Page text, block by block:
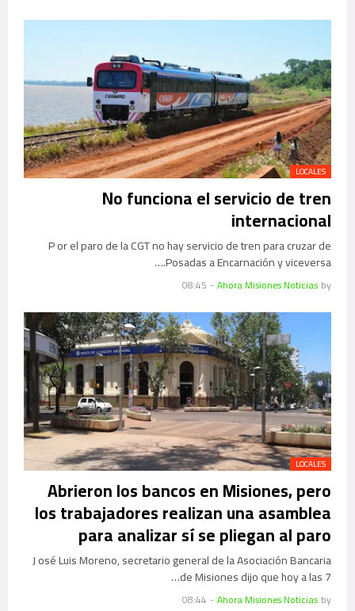
LOCALES
No funciona el servicio de tren
internacional
P or el paro de la CGT no hay servicio de tren para cruzar de
Posadas a Encarnación y viceversa.…
by
Ahora Misiones Noticias
-
08:45
LOCALES
Abrieron los bancos en Misiones, pero
los trabajadores realizan una asamblea
para analizar sí se pliegan al paro
J osé Luis Moreno, secretario general de la Asociación Bancaria
de Misiones dijo que hoy a las 7…
by
Ahora Misiones Noticias
-
08:44